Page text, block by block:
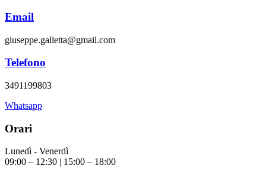
Email
giuseppe.galletta@gmail.com
Telefono
3491199803
Whatsapp
Orari
Lunedì - Venerdì
09:00 – 12:30 | 15:00 – 18:00